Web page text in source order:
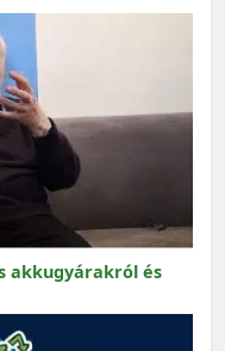
akkugyárakról és